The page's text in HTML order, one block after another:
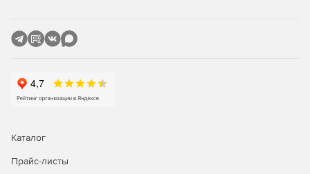
эффективность.
универсальное восстановление на «голое железо»
или оборудование, отличное от оригинального,
отдельных объектов, а также автоматическое
Доступна уникальная технология восстановления
Каталог
Прайс-листы